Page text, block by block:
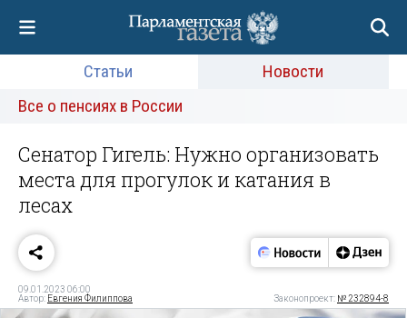
Статьи
Новости
Все о пенсиях в России
Сенатор Гигель: Нужно организовать
места для прогулок и катания в
лесах
09.01.2023 06:00
Автор: Евгения Филиппова Законопроект: № 232894-8